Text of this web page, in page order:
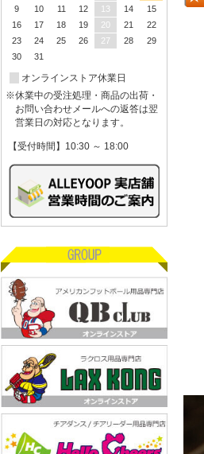
9
10 11 12 13 14
15
16
17 18 19 20 21
22
23
24 25 26 27 28
29
30
31
オンラインストア休業日
※休業中の受注処理・商品の出荷・
お問い合わせメールへの返答は翌
営業日の対応となります。
【受付時間】10:30 ～ 18:00